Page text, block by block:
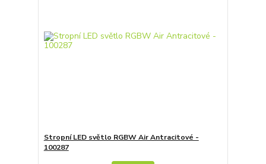
Stropní LED světlo RGBW Air Antracitové -
100287